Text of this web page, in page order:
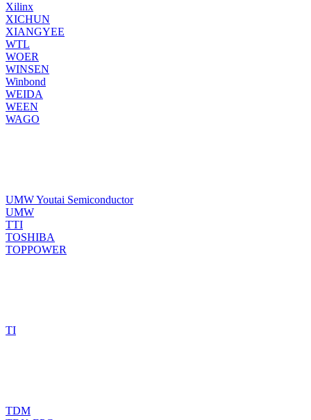
Xilinx
XICHUN
XIANGYEE
WTL
WOER
WINSEN
Winbond
WEIDA
WEEN
WAGO
UMW Youtai Semiconductor
UMW
TTI
TOSHIBA
TOPPOWER
TI
TDM